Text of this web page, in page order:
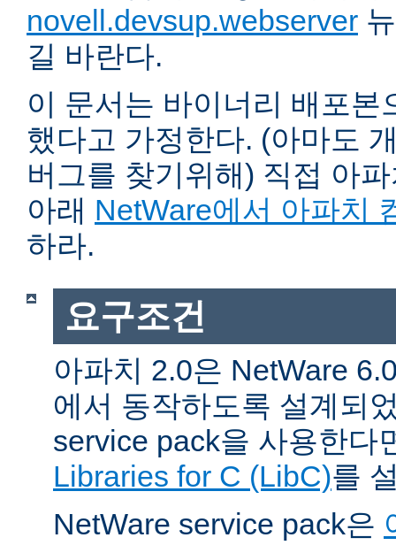
novell.devsup.webserver
길 바란다.
이 문서는 바이너리 배포본
했다고 가정한다. (아마도
버그를 찾기위해) 직접 아
아래 NetWare에서 아파치
하라.
요구조건
아파치 2.0은 NetWare
에서 동작하도록 설계되
service pack을 사용한다
Libraries for C (LibC)를
NetWare service pack은